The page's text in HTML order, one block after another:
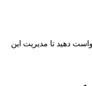
دهید تا مدیریت این